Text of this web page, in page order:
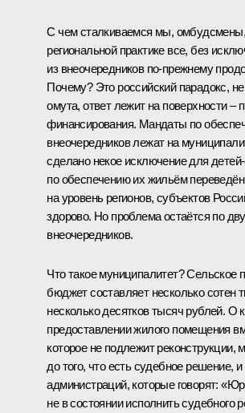
С чем сталкиваемся мы,
региональной практике все, без
из внеочередников по‑прежнему
Почему? Это российский парадокс,
омута, ответ лежит на поверхности –
финансирования. Мандаты по
внеочередников лежат на
сделано некое исключение для
по обеспечению их жильём
на уровень регионов, субъектов
здорово. Но проблема остаётся по
внеочередников.
Что такое муниципалитет? Сельское
бюджет составляет несколько сотен
несколько десятков тысяч рублей.
предоставлении жилого помещения
которое не подлежит
до того, что есть судебное решение,
администраций, которые говорят:
не в состоянии исполнить судебного